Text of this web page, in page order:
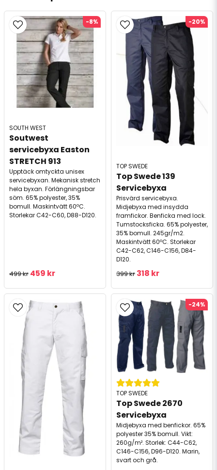
SOUTH WEST
Soutwest
servicebyxa Easton
STRETCH 913
Upptäck omtyckta unisex
servicebyxan. Mekanisk stretch
hela byxan. Förlängningsbar
söm. 65% polyester, 35%
bomull. Maskintvätt 60ºC.
Storlekar C42-C60, D88-D120.
499 kr 459 kr
-8%
TOP SWEDE
Top Swede 139
Servicebyxa
Prisvärd servicebyxa.
Midjebyxa med insydda
framfickor. Benficka med lock.
Tumstocksficka. 65% polyester,
35% bomull. 245gr/m2.
Maskintvätt 60ºC. Storlekar
C42-C62, C146-C156, D84-
D120.
399 kr 318 kr
-20%
TOP SWEDE
Top Swede 2670
Servicebyxa
Midjebyxa med benfickor. 65%
polyester 35% bomull. Vikt:
260g/m². Storlek: C44-C62,
C146-C156, D96-D120. Marin,
svart och grå.
-24%